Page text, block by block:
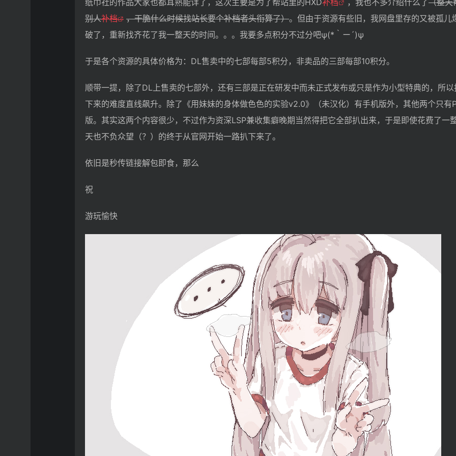
纸巾社的作品大家也都耳熟能详了，这次主要是为了帮站里的HXD补档 ，我也不多介绍什么了 （整天
别人补档 ，干脆什么时候找站长要个补档者头衔算了）。但由于资源有些旧，我网盘里存的又被孤儿
破了，重新找齐花了我一整天的时间。。。我要多点积分不过分吧ψ(*｀ー´)ψ
于是各个资源的具体价格为：DL售卖中的七部每部5积分，非卖品的三部每部10积分。
顺带一提，除了DL上售卖的七部外，还有三部是正在研发中而未正式发布或只是作为小型特典的，所以
下来的难度直线飙升。除了《用妹妹的身体做色色的实验v2.0》（未汉化）有手机版外，其他两个只有
版。其实这两个内容很少，不过作为资深LSP兼收集癖晚期当然得把它全部扒出来，于是即使花费了一
天也不负众望（？）的终于从官网开始一路扒下来了。
依旧是秒传链接解包即食，那么
祝
游玩愉快